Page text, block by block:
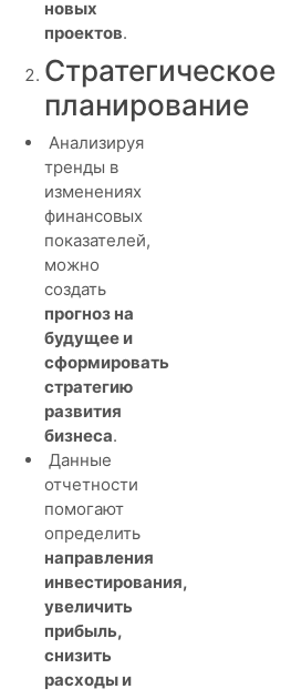
новых
проектов.
Стратегическое
планирование
Анализируя
тренды в
изменениях
финансовых
показателей,
можно
создать
прогноз на
будущее и
сформировать
стратегию
развития
бизнеса.
Данные
отчетности
помогают
определить
направления
инвестирования,
увеличить
прибыль,
снизить
расходы и